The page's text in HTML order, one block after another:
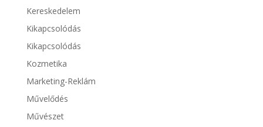
Kereskedelem
Kikapcsolódás
Kikapcsolódás
Kozmetika
Marketing-Reklám
Művelődés
Művészet